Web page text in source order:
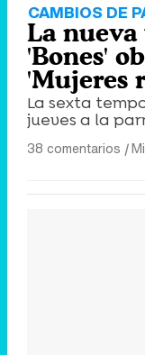
CAMBIOS DE
La nueva
'Bones'
'Mujeres
La sexta
jueves a la
38 comentarios |